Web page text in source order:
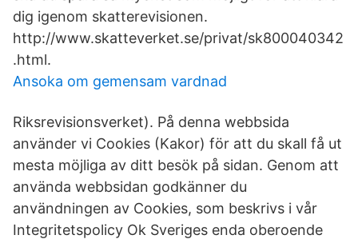
dig igenom skatterevisionen.
http://www.skatteverket.se/privat/sk800040342
.html.
Ansoka om gemensam vardnad
Riksrevisionsverket). På denna webbsida
använder vi Cookies (Kakor) för att du skall få ut
mesta möjliga av ditt besök på sidan. Genom att
använda webbsidan godkänner du
användningen av Cookies, som beskrivs i vår
Integritetspolicy Ok Sveriges enda oberoende